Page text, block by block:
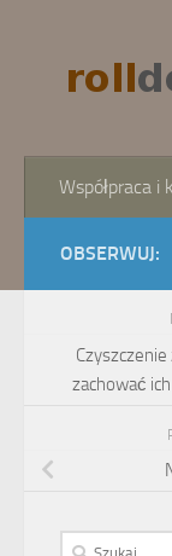
Współpraca i
OBSERWUJ:
zachować
Szukaj: